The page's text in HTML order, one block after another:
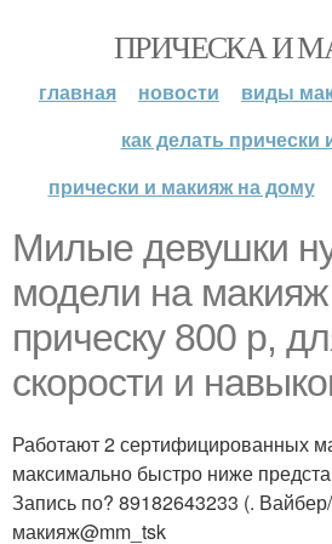
ПРИЧЕСКА И
главная новости
виды
как делать прически
прически и макияж на дому
Милые девушки
модели на
прическу 800 р,
скорости и
Работают 2 сертифицированных
максимально быстро ниже
Запись по? 89182643233 (.
макияж@mm_tsk